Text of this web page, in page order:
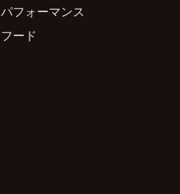
パフォーマンス
フード